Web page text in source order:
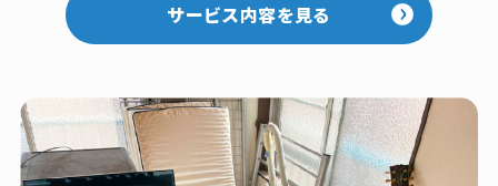
サービス内容を見る